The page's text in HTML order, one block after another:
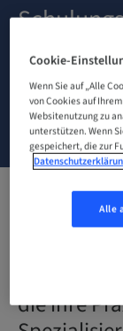
in
die ihre
Cookie-
Wenn Sie auf „Alle
von Cookies auf
Websitenutzung zu
unterstützen. Wenn
gespeichert, die zur
Alle